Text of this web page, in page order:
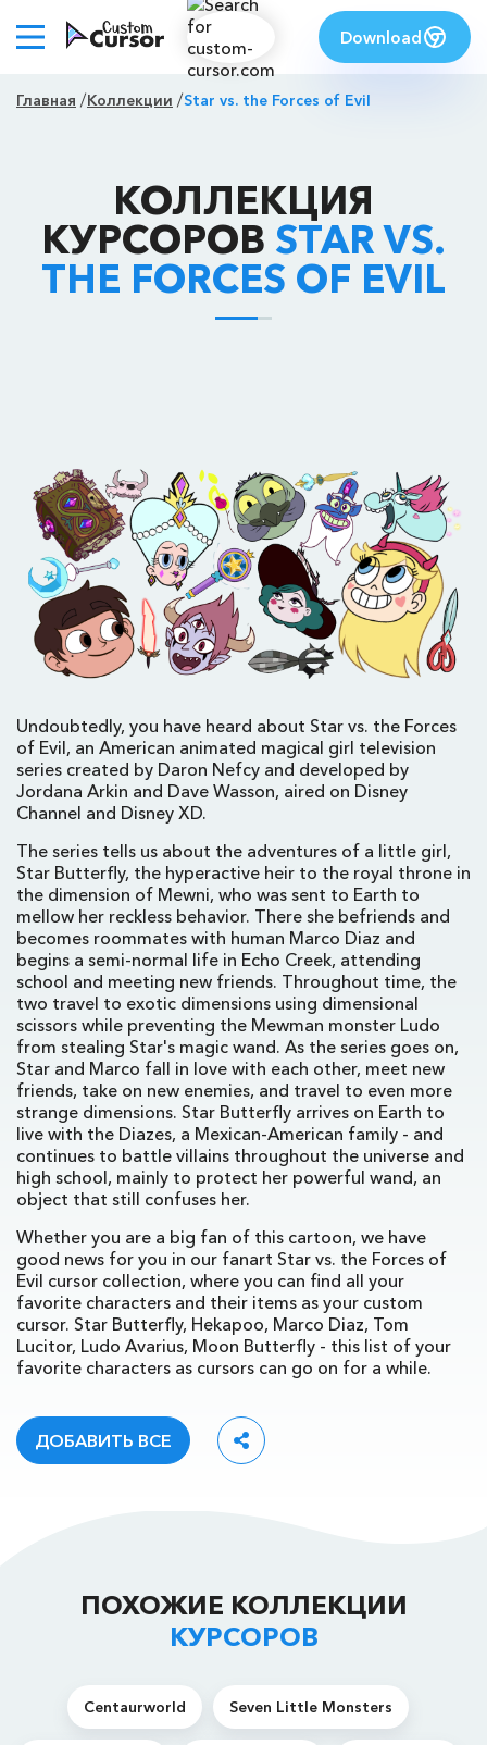
Download
Главная Коллекции Star vs. the Forces of Evil
КОЛЛЕКЦИЯ
КУРСОРОВ STAR VS.
THE FORCES OF EVIL
Undoubtedly, you have heard about Star vs. the Forces
of Evil, an American animated magical girl television
series created by Daron Nefcy and developed by
Jordana Arkin and Dave Wasson, aired on Disney
Channel and Disney XD.
The series tells us about the adventures of a little girl,
Star Butterfly, the hyperactive heir to the royal throne in
the dimension of Mewni, who was sent to Earth to
mellow her reckless behavior. There she befriends and
becomes roommates with human Marco Diaz and
begins a semi-normal life in Echo Creek, attending
school and meeting new friends. Throughout time, the
two travel to exotic dimensions using dimensional
scissors while preventing the Mewman monster Ludo
from stealing Star's magic wand. As the series goes on,
Star and Marco fall in love with each other, meet new
friends, take on new enemies, and travel to even more
strange dimensions. Star Butterfly arrives on Earth to
live with the Diazes, a Mexican-American family - and
continues to battle villains throughout the universe and
high school, mainly to protect her powerful wand, an
object that still confuses her.
Whether you are a big fan of this cartoon, we have
good news for you in our fanart Star vs. the Forces of
Evil cursor collection, where you can find all your
favorite characters and their items as your custom
cursor. Star Butterfly, Hekapoo, Marco Diaz, Tom
Lucitor, Ludo Avarius, Moon Butterfly - this list of your
favorite characters as cursors can go on for a while.
ДОБАВИТЬ ВСЕ
ПОХОЖИЕ КОЛЛЕКЦИИ
КУРСОРОВ
Centaurworld Seven Little Monsters